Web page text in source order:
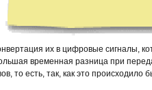
их в цифровые сигналы,
временная разница при
то есть, так, как это происходило